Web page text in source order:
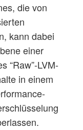
die von
kann dabei
einer
“Raw”-LVM-
in einem